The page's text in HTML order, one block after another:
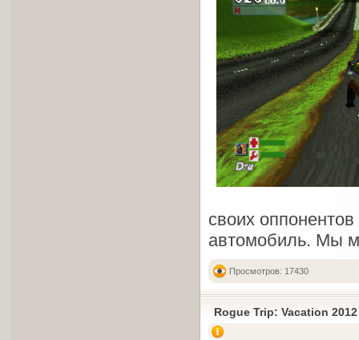
своих
автомобиль. Мы
Просмотров: 17430
Rogue Trip: Vacation 2012